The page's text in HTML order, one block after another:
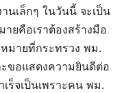
นเล็กๆ ในวันนี้ จะเป็น
ยคือเราต้องสร้างมือ
มายที่กระทรวง พม.
ขอแสดงความยินดีต่อ
ร็จเป็นเพราะคน พม.